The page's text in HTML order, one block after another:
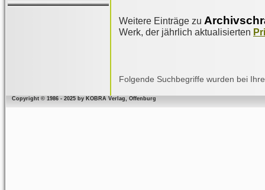
Weitere Einträge zu
Werk, der jährlich aktualisierten
Folgende Suchbegriffe wurden bei
Copyright © 1986 - 2025 by KOBRA Verlag, Offenburg